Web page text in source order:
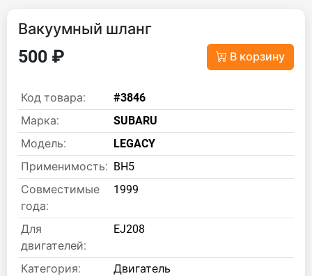
Вакуумный шланг
500 ₽ В корзину
Код товара:
#3846
Марка:
SUBARU
Модель:
LEGACY
Применимость: BH5
Совместимые
года:
1999
Для
двигателей:
EJ208
Категория:
Двигатель